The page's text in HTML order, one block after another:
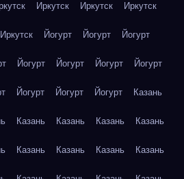
Иркутск Иркутск Иркутск
Иркутск Йогурт Йогурт Йогурт
Йогурт Йогурт Йогурт Йогурт
Йогурт Йогурт Йогурт Казань
Казань Казань Казань Казань
Казань Казань Казань Казань